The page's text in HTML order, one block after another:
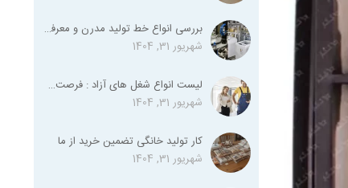
بررسی انواع خط تولید مدرن و معرفی تمامی استانداردهای لازم
شهریور 31, 1404
لیست انواع شغل‌ های آزاد : فرصت‌های شغلی متنوع برای همه
شهریور 31, 1404
کار تولید خانگی تضمین خرید از ما
شهریور 31, 1404